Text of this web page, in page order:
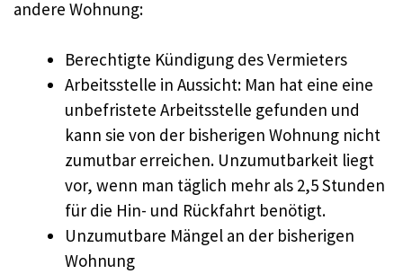
andere Wohnung:
Berechtigte Kündigung des Vermieters
Arbeitsstelle in Aussicht: Man hat eine eine
unbefristete Arbeitsstelle gefunden und
kann sie von der bisherigen Wohnung nicht
zumutbar erreichen. Unzumutbarkeit liegt
vor, wenn man täglich mehr als 2,5 Stunden
für die Hin- und Rückfahrt benötigt.
Unzumutbare Mängel an der bisherigen
Wohnung